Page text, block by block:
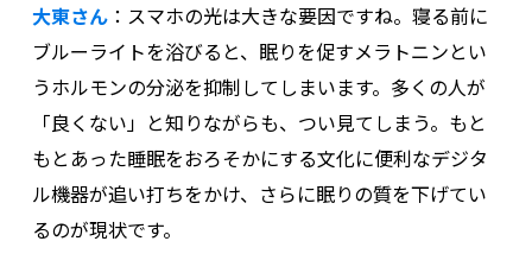
大東さん： スマホの光は大きな要因ですね。寝る前に
ブルーライトを浴びると、眠りを促すメラトニンとい
うホルモンの分泌を抑制してしまいます。 多くの人が
「良くない」と知りながらも、つい見てしまう。もと
もとあった睡眠をおろそかにする文化に便利なデジタ
ル機器が追い打ちをかけ、さらに眠りの質を下げてい
るのが現状です。